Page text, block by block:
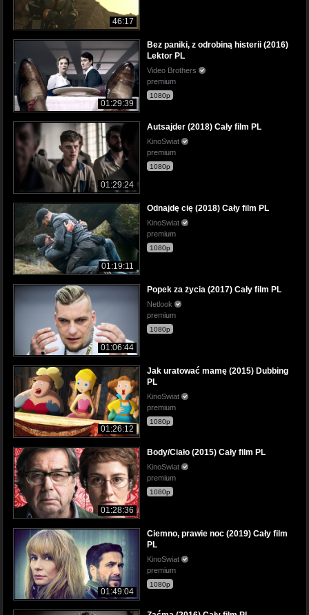
46:17
01:29:39
Bez paniki, z odrobiną histerii (2016)
Lektor PL
Video Brothers
premium
1080p
01:29:24
Autsajder (2018) Cały film PL
KinoSwiat
premium
1080p
01:19:11
Odnajdę cię (2018) Cały film PL
KinoSwiat
premium
1080p
01:06:44
Popek za życia (2017) Cały film PL
Netlook
premium
1080p
01:26:12
Jak uratować mamę (2015) Dubbing
PL
KinoSwiat
premium
1080p
01:28:36
Body/Ciało (2015) Cały film PL
KinoSwiat
premium
1080p
01:49:04
Ciemno, prawie noc (2019) Cały film
PL
KinoSwiat
premium
1080p